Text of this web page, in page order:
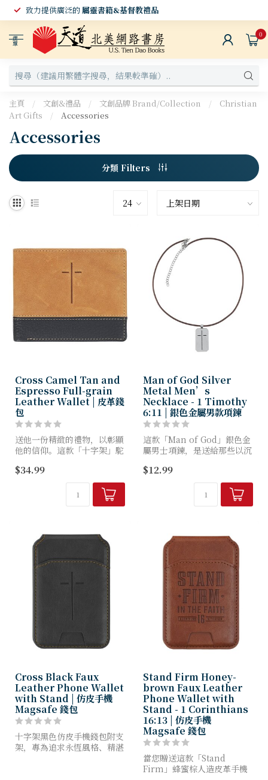
選擇 購買禮品，正常運費一律只收$6.99
選
單
0
主頁 / 文創&禮品 / 文創品牌 Brand/Collection /
Christian
Art Gifts
/ Accessories
Accessories
分類 Filters
Cross Camel Tan and
Espresso Full-grain
Leather Wallet | 皮革錢
包
送他一份精緻的禮物，以彰顯
他的信仰。這款「十字架」駝
採用頂級全粒面皮革製成，風
錢包外觀採用雙面板設計，上
$34.99
Man of God Silver
Metal Men’s
Necklace - 1 Timothy
6:11 | 銀色金屬男款項鍊
這款「Man of God」銀色金
屬男士項鍊，是送給那些以沉
禮物。這條項鍊簡潔地提醒我
們，要追求公義、信德、仁
愛、忍耐與溫柔。
$12.99
Cross Black Faux
Leather Phone Wallet
with Stand | 仿皮手機
Magsafe 錢包
十字架黑色仿皮手機錢包附支
架，專為追求永恆風格、精湛
Stand Firm Honey-
brown Faux Leather
Phone Wallet with
Stand - 1 Corinthians
16:13 | 仿皮手機
Magsafe 錢包
當您贈送這款「Stand
Firm」蜂蜜棕人造皮革手機